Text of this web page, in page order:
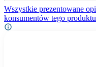
Wszystkie prezentowane
konsumentów tego